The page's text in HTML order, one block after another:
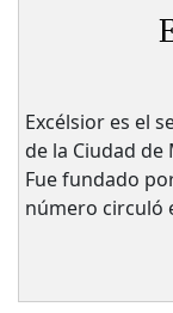
Excélsior es el
de la Ciudad de
Fue fundado
número circuló